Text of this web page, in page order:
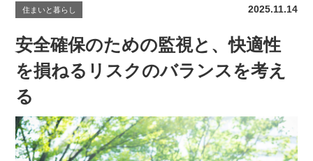
住まいと暮らし 2025.11.14
安全確保のための監視と、快適性
を損ねるリスクのバランスを考え
る